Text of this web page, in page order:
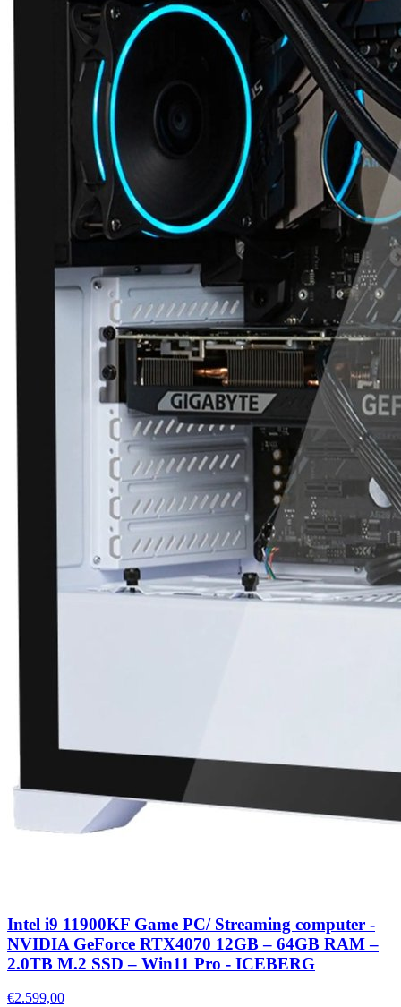
Intel i9 11900KF Game PC/ Streaming computer -
NVIDIA GeForce RTX4070 12GB – 64GB RAM –
2.0TB M.2 SSD – Win11 Pro - ICEBERG
€2.599,00